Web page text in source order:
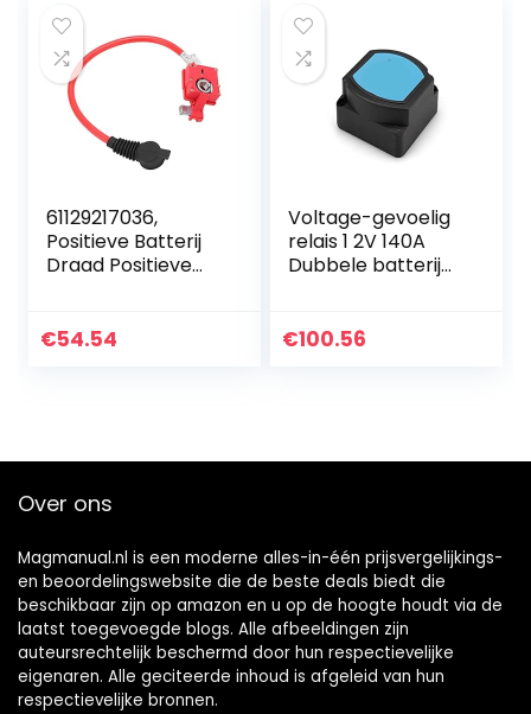
61129217036,
Positieve Batterij
Draad Positieve
Vervanging voor
€54.54
Voltage-gevoelig
relais 1 2V 140A
Dubbele batterij
VSR Voltage split
€100.56
Over ons
Magmanual.nl is een moderne alles-in-één prijsvergelijkings-
en beoordelingswebsite die de beste deals biedt die
beschikbaar zijn op amazon en u op de hoogte houdt via de
laatst toegevoegde blogs. Alle afbeeldingen zijn
auteursrechtelijk beschermd door hun respectievelijke
eigenaren. Alle geciteerde inhoud is afgeleid van hun
respectievelijke bronnen.